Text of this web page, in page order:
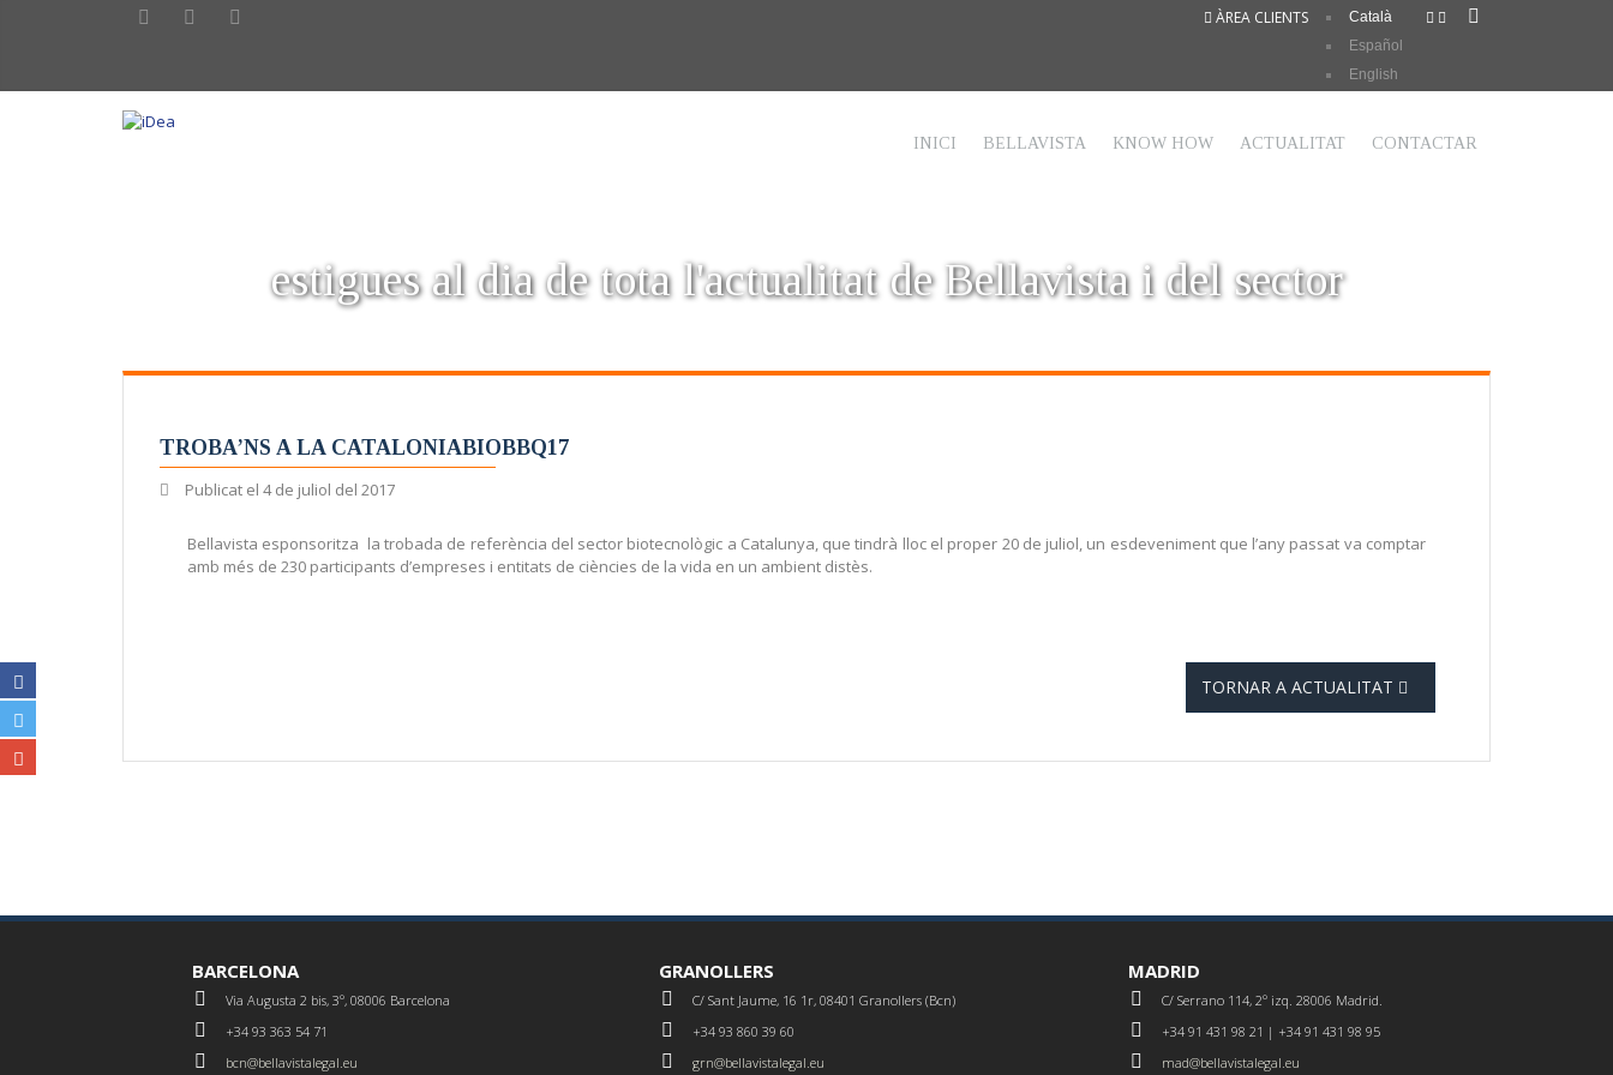
Català
Español
English
ÀREA CLIENTS
INICI BELLAVISTA KNOW HOW ACTUALITAT CONTACTAR
estigues al dia de tota l'actualitat de Bellavista i del sector
TROBA’NS A LA CATALONIABIOBBQ17
Publicat el 4 de juliol del 2017
Bellavista esponsoritza la trobada de referència del sector biotecnològic a Catalunya, que tindrà lloc el proper 20 de juliol, un esdeveniment que l’any passat va comptar
amb més de 230 participants d’empreses i entitats de ciències de la vida en un ambient distès.
TORNAR A ACTUALITAT
BARCELONA
Via Augusta 2 bis, 3º, 08006 Barcelona
+34 93 363 54 71
bcn@bellavistalegal.eu
GRANOLLERS
C/ Sant Jaume, 16 1r, 08401 Granollers (Bcn)
+34 93 860 39 60
grn@bellavistalegal.eu
MADRID
C/ Serrano 114, 2º izq. 28006 Madrid.
+34 91 431 98 21 | +34 91 431 98 95
mad@bellavistalegal.eu